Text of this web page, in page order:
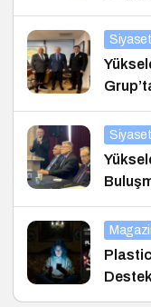
Siyaset
Siyaset
ve